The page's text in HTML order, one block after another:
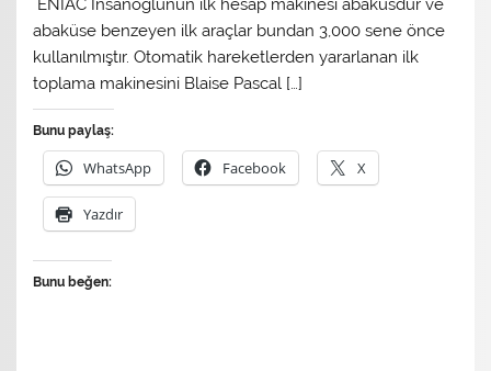
ENİAC İnsanoğlunun ilk hesap makinesi abaküsdür ve
abaküse benzeyen ilk araçlar bundan 3,000 sene önce
kullanılmıştır. Otomatik hareketlerden yararlanan ilk
toplama makinesini Blaise Pascal […]
Bunu paylaş:
WhatsApp Facebook X
Yazdır
Bunu beğen: